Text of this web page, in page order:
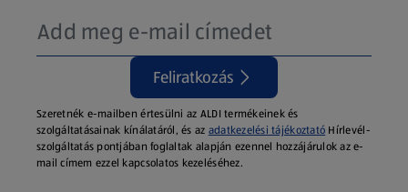
Feliratkozás
Szeretnék e-mailben értesülni az ALDI termékeinek és
szolgáltatásainak kínálatáról, és az adatkezelési tájékoztató Hírlevél-
szolgáltatás pontjában foglaltak alapján ezennel hozzájárulok az e-
mail címem ezzel kapcsolatos kezeléséhez.